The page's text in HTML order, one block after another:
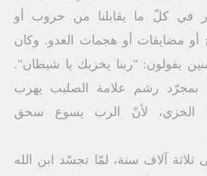
في كلّ ما يقابلنا من حروب أو
مضايقات أو هجمات العدو. وكان
يقولون: "ربنا يخزيك يا شيطان".
بمجرّد رشم علامة الصليب يهرب
الخزي، لأنّ الرب يسوع سحق
ثلاثة آلاف سنة، لمّا تجسّد ابن الله